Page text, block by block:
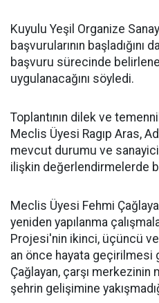
Kuyulu Yeşil Organize
başvurularının başladığını
başvuru sürecinde
uygulanacağını söyledi.
Toplantının dilek ve
Meclis Üyesi Ragıp Aras,
mevcut durumu ve
ilişkin değerlendirmelerde
Meclis Üyesi Fehmi
yeniden yapılanma
Projesi'nin ikinci, üçüncü
an önce hayata geçirilmesi
Çağlayan, çarşı
şehrin gelişimine